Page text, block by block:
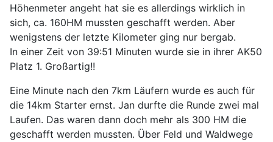
Höhenmeter angeht hat sie es allerdings wirklich in
sich, ca. 160HM mussten geschafft werden. Aber
wenigstens der letzte Kilometer ging nur bergab.
In einer Zeit von 39:51 Minuten wurde sie in ihrer AK50
Platz 1. Großartig!!
Eine Minute nach den 7km Läufern wurde es auch für
die 14km Starter ernst. Jan durfte die Runde zwei mal
Laufen. Das waren dann doch mehr als 300 HM die
geschafft werden mussten. Über Feld und Waldwege